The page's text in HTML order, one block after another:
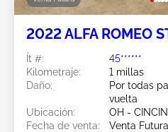
2022 ALFA ROMEO
Ít #:
45******
Kilometraje:
1 millas
Daño:
Por todas
vuelta
Ubicación:
OH -
Fecha de venta:
Venta Futura